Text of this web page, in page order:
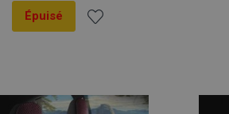
Épuisé
liste